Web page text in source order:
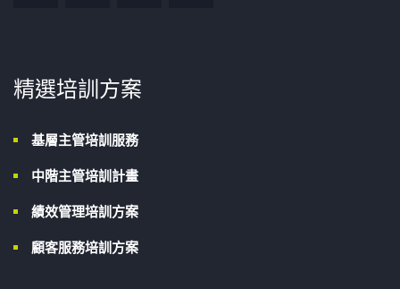
精選培訓方案
基層主管培訓服務
中階主管培訓計畫
績效管理培訓方案
顧客服務培訓方案